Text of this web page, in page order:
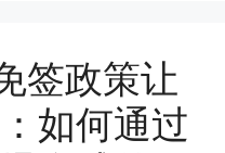
签政策让
如何通过